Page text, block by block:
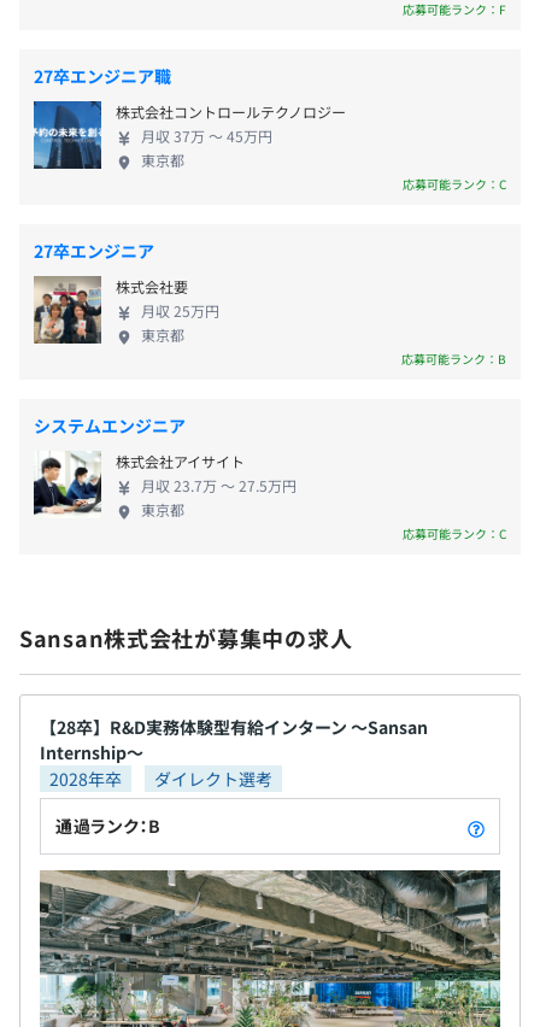
「Contract One」 Contract One（コントラクトワ
ン）は、Sansan株式会社が提供する取引管理サービ
スです。紙や電子といった形式を問わず、契約書をは
じめとする取引書類を一元化。自社開発のAIやオペ
レーター補正を組み合わせて、正確にデータを抽出
引の全体像や変遷を俯瞰できるデータベースを構築
することで、機会の損失や信用の低下を防ぐ事業判
断をサポートし、企業の利益を守ります。 ■名刺ア
プリ「Eight」 Eightは、出会いの価値を最大化す
る、ビジネスのための名刺アプリです。2012年の提
でも簡単にデジタル名刺を渡すことができます。
Eightで交換したデジタル名刺は、昇進・異動・転職
などの情報が自動で更新されるので、相手の近況を
スマートに把握できます。Eightはデジタル名刺の提
応募可能ランク：F
27卒エンジニア職
株式会社コントロールテクノロジー
月収 37万 〜 45万円
東京都
応募可能ランク：C
27卒エンジニア
株式会社要
月収 25万円
東京都
応募可能ランク：B
システムエンジニア
株式会社アイサイト
月収 23.7万 〜 27.5万円
東京都
応募可能ランク：C
Sansan株式会社が募集中の求人
【28卒】R&D実務体験型有給インターン 〜Sansan
Internship〜
2028年卒
ダイレクト選考
通過ランク：B